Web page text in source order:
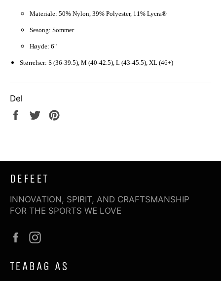
Materiale: 50% Nylon, 39% Polyester, 11% Lycra®
Sesong: Sommer
Høyde: 6"
Størrelser: S (36-39.5), M (40-42.5), L (43-45.5), XL (46+)
Del
Del
Tweet
DEFEET
INNOVATION, SPIRIT, AND CRAFTSMANSHIP
FOR THE SPORTS WE LOVE
Facebook
TEABAG AS